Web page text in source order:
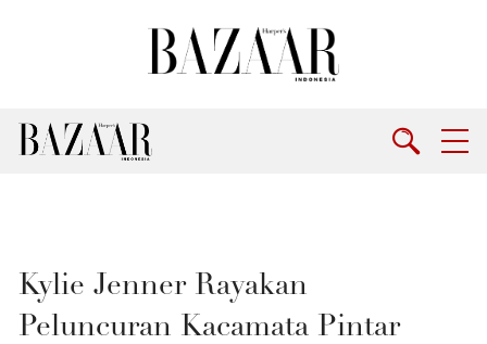
Kylie Jenner Rayakan
Peluncuran Kacamata Pintar